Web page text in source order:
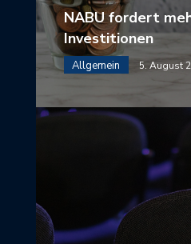
NABU fordert
Investitionen
Allgemein 5. August